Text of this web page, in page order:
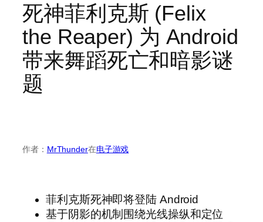
死神菲利克斯 (Felix
the Reaper) 为 Android
带来舞蹈死亡和暗影谜
题
作者： MrThunder在电子游戏
菲利克斯死神即将登陆 Android
基于阴影的机制围绕光线操纵和定位